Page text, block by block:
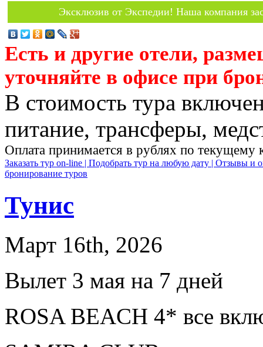
Эксклюзив от Экспедии! Наша компания
Есть и другие отели,
уточняйте в офисе при
В стоимость тура
питание, трансферы,
Оплата принимается в рублях по текущему
Заказать тур on-line | Подобрать тур на любую дату | Отзывы и
бронирование туров
Тунис
Март 16th, 2026
Вылет 3 мая на 7 дней
ROSA BEACH 4* все